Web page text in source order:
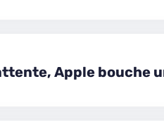
Apple bouche